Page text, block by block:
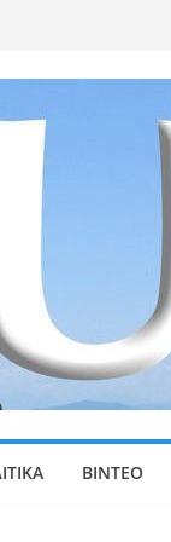
ΒΙΝΤΕΟ